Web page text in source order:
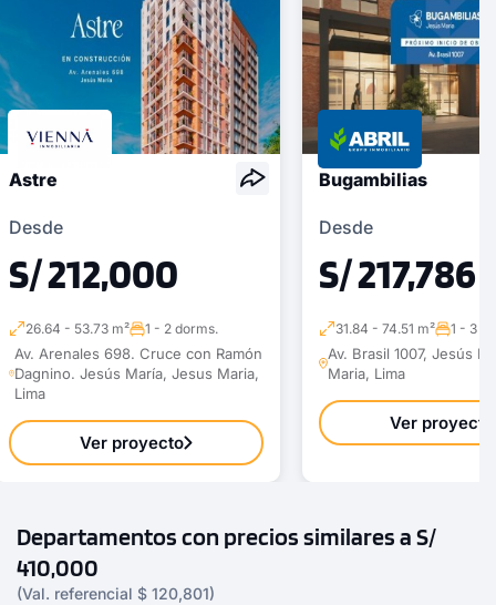
Astre
Desde
S/ 212,000
26.64 - 53.73 m² 1 - 2 dorms.
Av. Arenales 698. Cruce con Ramón
Dagnino. Jesús María, Jesus Maria,
Lima
Ver proyecto
Bugambilias
Desde
S/ 217,786
31.84 - 74.51 m² 1 - 3
Av. Brasil 1007, Jesús
Maria, Lima
Ver proyecto
Departamentos con precios similares a S/
410,000
(Val. referencial $ 120,801)